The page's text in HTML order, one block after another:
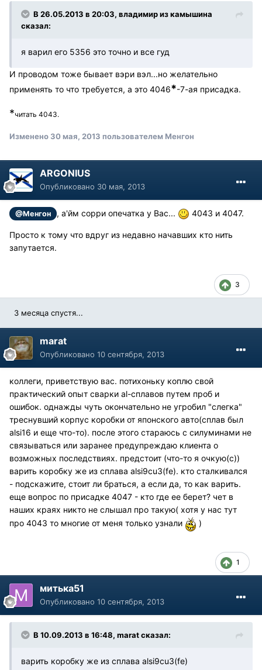
В 26.05.2013 в 20:03, владимир из камышина
сказал:
я варил его 5356 это точно и все гуд
И проводом тоже бывает вэри вэл...но желательно
применять то что требуется, а это 4046*-7-ая присадка.
*читать 4043.
Изменено 30 мая, 2013 пользователем Менгон
ARGONIUS
Опубликовано 30 мая, 2013
@Менгон , а'йм сорри опечатка у Вас... 4043 и 4047.
Просто к тому что вдруг из недавно начавших кто нить
запутается.
3
3 месяца спустя...
marat
Опубликовано 10 сентября, 2013
коллеги, приветствую вас. потихоньку коплю свой
практический опыт сварки al-сплавов путем проб и
ошибок. однажды чуть окончательно не угробил "слегка"
треснувший корпус коробки от японского авто(сплав был
alsi16 и еще что-то). после этого стараюсь с силуминами не
связываться или заранее предупреждаю клиента о
возможных последствиях. предстоит (что-то я очкую(с))
варить коробку же из сплава alsi9cu3(fe). кто сталкивался
- подскажите, стоит ли браться, а если да, то как варить.
еще вопрос по присадке 4047 - кто где ее берет? чет в
наших краях никто не слышал про такую( хотя у нас тут
про 4043 то многие от меня только узнали
)
1
митька51
Опубликовано 10 сентября, 2013
В 10.09.2013 в 16:48, marat сказал:
варить коробку же из сплава alsi9cu3(fe)